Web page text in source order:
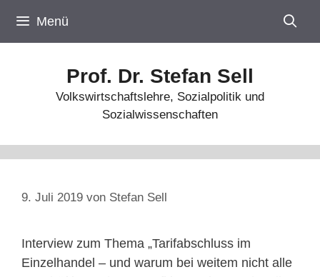
Inhalt
springen
Menü
Prof. Dr. Stefan Sell
Volkswirtschaftslehre, Sozialpolitik und
Sozialwissenschaften
9. Juli 2019 von Stefan Sell
Interview zum Thema „Tarifabschluss im
Einzelhandel – und warum bei weitem nicht alle